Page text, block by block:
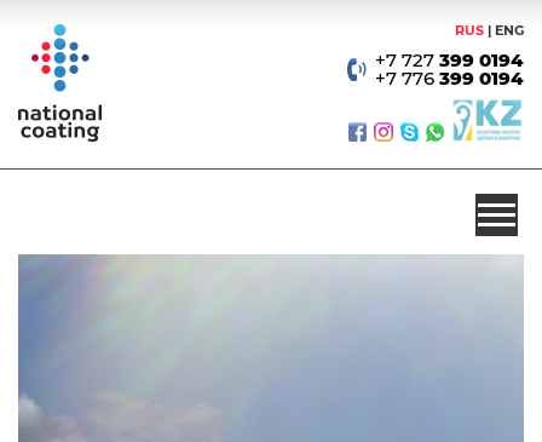
ENG
RUS
+7 727 399 0194
+7 776 399 0194